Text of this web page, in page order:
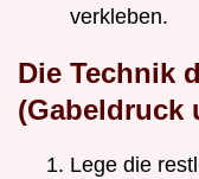
verkleben.
Die Technik
(Gabeldruck
Lege die